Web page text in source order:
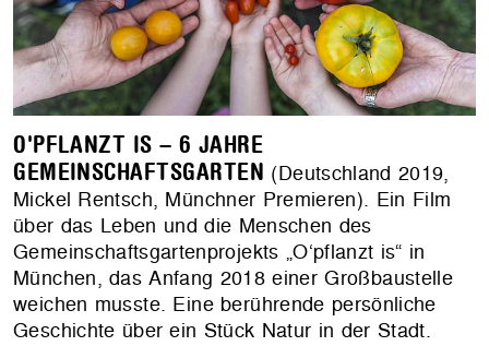
O'PFLANZT IS – 6 JAHRE
GEMEINSCHAFTSGARTEN (Deutschland 2019,
Mickel Rentsch, Münchner Premieren). Ein Film
über das Leben und die Menschen des
Gemeinschaftsgartenprojekts „O‘pflanzt is“ in
München, das Anfang 2018 einer Großbaustelle
weichen musste. Eine berührende persönliche
Geschichte über ein Stück Natur in der Stadt.